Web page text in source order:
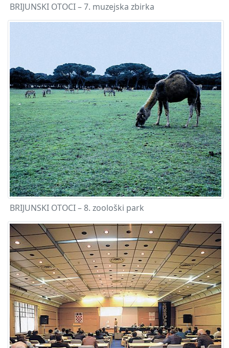
BRIJUNSKI OTOCI – 7. muzejska zbirka
BRIJUNSKI OTOCI – 8. zoološki park